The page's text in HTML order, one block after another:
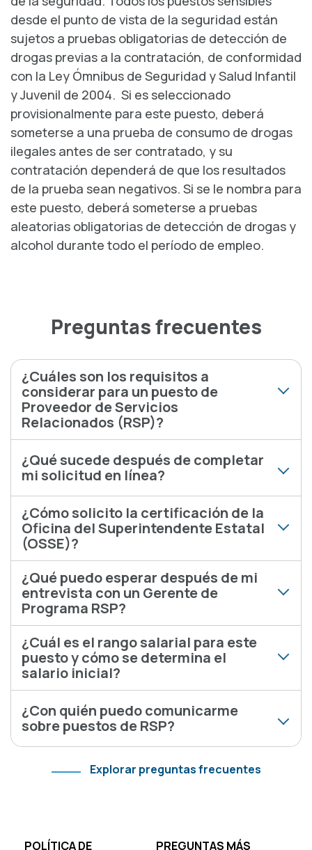
desde el punto de vista de la seguridad están
sujetos a pruebas obligatorias de detección de
drogas previas a la contratación, de conformidad
con la Ley Ómnibus de Seguridad y Salud Infantil
y Juvenil de 2004. Si es seleccionado
provisionalmente para este puesto, deberá
someterse a una prueba de consumo de drogas
ilegales antes de ser contratado, y su
contratación dependerá de que los resultados
de la prueba sean negativos. Si se le nombra para
este puesto, deberá someterse a pruebas
aleatorias obligatorias de detección de drogas y
alcohol durante todo el período de empleo.
Preguntas frecuentes
¿Cuáles son los requisitos a
considerar para un puesto de
Proveedor de Servicios
Relacionados (RSP)?
¿Qué sucede después de completar
mi solicitud en línea?
¿Cómo solicito la certificación de la
Oficina del Superintendente Estatal
(OSSE)?
¿Qué puedo esperar después de mi
entrevista con un Gerente de
Programa RSP?
¿Cuál es el rango salarial para este
puesto y cómo se determina el
salario inicial?
¿Con quién puedo comunicarme
sobre puestos de RSP?
Explorar preguntas frecuentes
Footer
POLÍTICA DE PREGUNTAS MÁS